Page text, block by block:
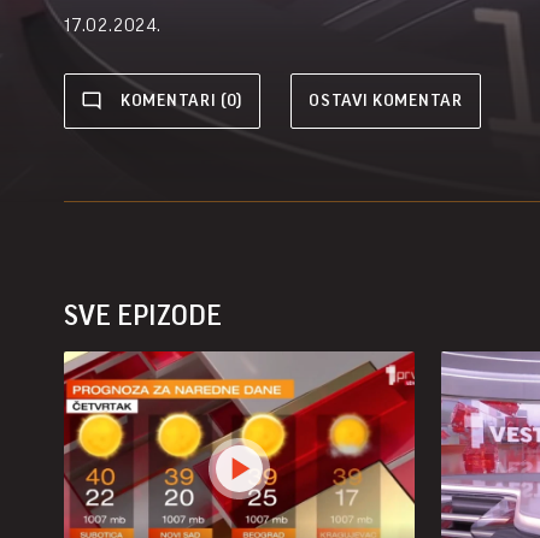
17.02.2024.
KOMENTARI (0) OSTAVI KOMENTAR
SVE EPIZODE